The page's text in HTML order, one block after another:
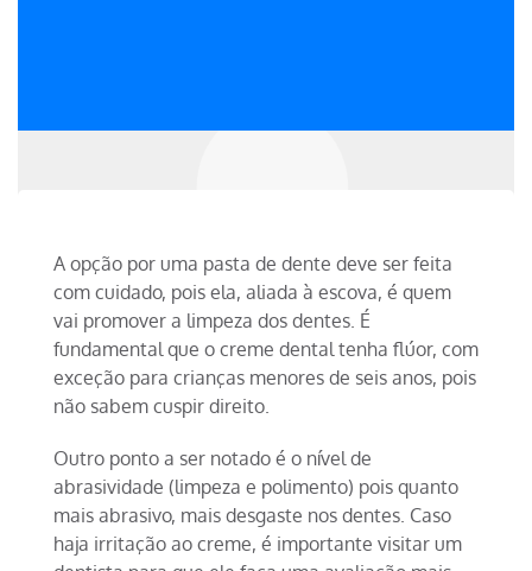
A opção por uma pasta de dente deve ser feita
com cuidado, pois ela, aliada à escova, é quem
vai promover a limpeza dos dentes. É
fundamental que o creme dental tenha flúor, com
exceção para crianças menores de seis anos, pois
não sabem cuspir direito.
Outro ponto a ser notado é o nível de
abrasividade (limpeza e polimento) pois quanto
mais abrasivo, mais desgaste nos dentes. Caso
haja irritação ao creme, é importante visitar um